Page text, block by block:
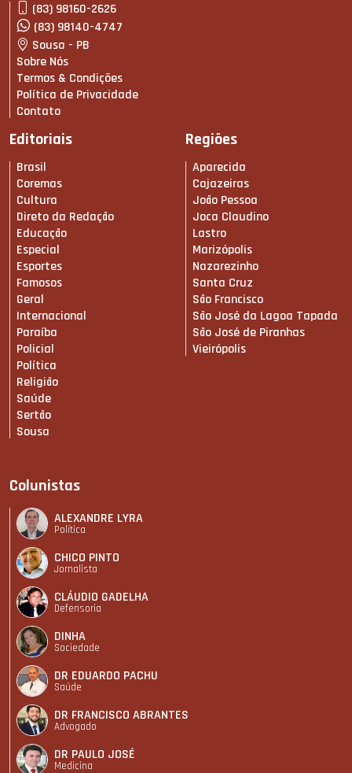
(83) 98160-2626
(83) 98140-4747
Sousa - PB
Sobre Nós
Termos & Condições
Política de Privacidade
Contato
Editoriais
Brasil
Coremas
Cultura
Direto da Redação
Educação
Especial
Esportes
Famosos
Geral
Internacional
Paraíba
Policial
Política
Religião
Saúde
Sertão
Sousa
Regiões
Aparecida
Cajazeiras
João Pessoa
Joca Claudino
Lastro
Marizópolis
Nazarezinho
Santa Cruz
São Francisco
São José da Lagoa Tapada
São José de Piranhas
Vieirópolis
Colunistas
ALEXANDRE LYRA
Política
CHICO PINTO
Jornalista
CLÁUDIO GADELHA
Defensoria
DINHA
Sociedade
DR EDUARDO PACHU
Saúde
DR FRANCISCO ABRANTES
Advogado
DR PAULO JOSÉ
Medicina